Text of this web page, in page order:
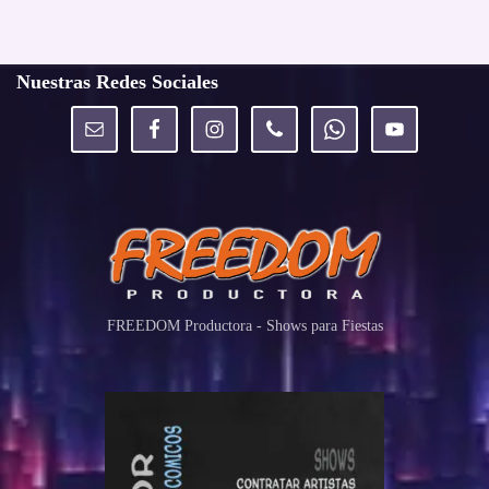
Nuestras Redes Sociales
FREEDOM Productora - Shows para Fiestas